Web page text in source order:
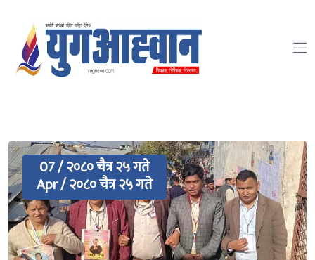
07 / २०८० चैत्र २५ गते
Apr / २०८० चैत्र २५ गते